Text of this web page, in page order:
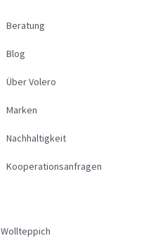
Beratung
Blog
Über Volero
Marken
Nachhaltigkeit
Kooperationsanfragen
Wollteppich